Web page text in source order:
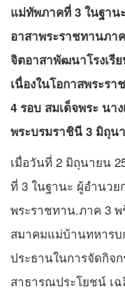
แม่ทัพภาคที่ 3 ในฐาน
อาสาพระราชทานภา
จิตอาสาพัฒนาโรงเรี
เนื่องในโอกาสพระร
4 รอบ สมเด็จพระ น
พระบรมราชินี 3 มิถุน
เมื่อวันที่ 2 มิถุนายน
ที่ 3 ในฐานะ ผู้อำนว
พระราชทาน.ภาค 3
สมาคมแม่บ้านทหาร
ประธานในการจัดกิจ
สาธารณประโยชน์ เฉ